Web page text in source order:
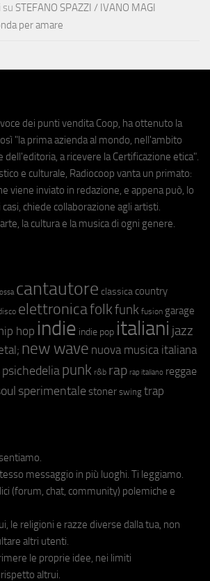
su STEFANO SPAZZI / IVANO MAGI
per amare
dei punti vendita Coop, ha ottenuto la
"la prima azienda al mondo, nell'ambito
dell'editoria, a ricevere la Certificazione etica".
e culturale, Radiocoop vanta un primato:
viene inviato in redazione, e appena può, lo
chiede collaborazione agli artisti.
la cultura e la musica di ogni genere.
cantautore classica country
elettronicafolkfunk fusion garage
hop indie indie pop italiani jazz
new wave nuova musica italiana
psichedeliapunk r&b rap rap italiano reggae
sperimentale stoner swing trap
messaggio in più luoghi. Ti leggiamo.
(forum, chat, community) polemiche e
le religioni e razze diverse dalla tua, non
altri utenti.
le proprie idee, nei limiti
altrui.